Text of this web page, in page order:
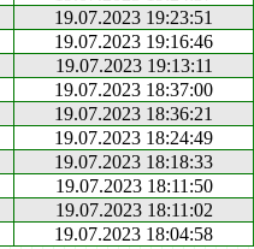
19.07.2023 19:23:51
19.07.2023 19:16:46
19.07.2023 19:13:11
19.07.2023 18:37:00
19.07.2023 18:36:21
19.07.2023 18:24:49
19.07.2023 18:18:33
19.07.2023 18:11:50
19.07.2023 18:11:02
19.07.2023 18:04:58